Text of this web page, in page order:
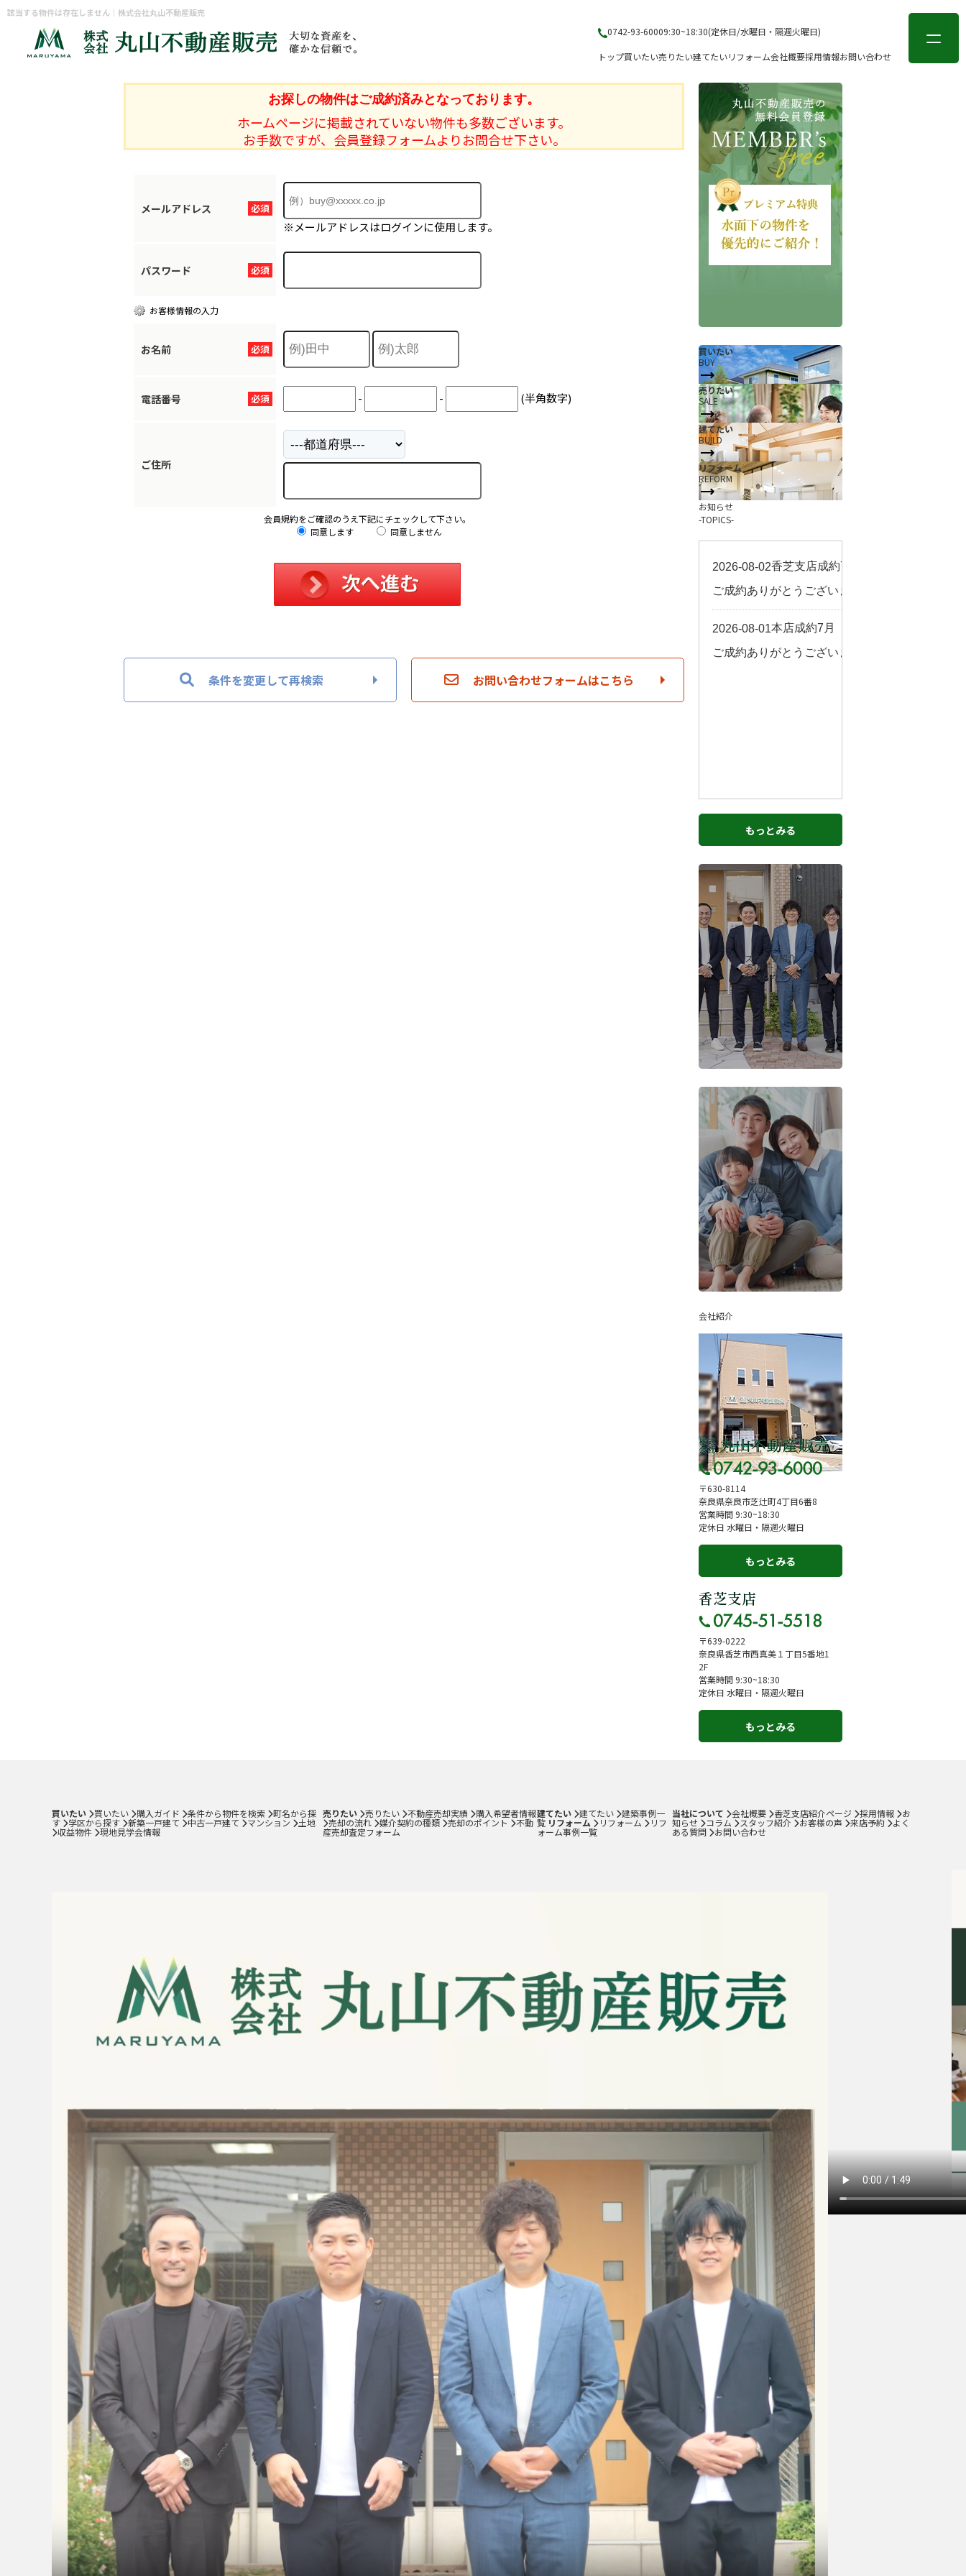
該当する物件は存在しません｜株式会社丸山不動産販売
0742-93-60009:30~18:30(定休日/水曜日・隔週火曜日)
トップ買いたい売りたい建てたいリフォーム会社概要採用情報お問い合わせ
会員登録 ログイン
当社について
会社概要
香芝支店紹介ページ
採用情報
コラム
スタッフ紹介
お客様の声
来店予約
よくある質問
サイトマップ
お問い合わせ
お探しの物件はご成約済みとなっております。
ホームページに掲載されていない物件も多数ございます。
お手数ですが、会員登録フォームよりお問合せ下さい。
必須
メールアドレス
※メールアドレスはログインに使用します。
必須
パスワード
お客様情報の入力
必須
お名前
必須
電話番号 - - (半角数字)
ご住所
会員規約をご確認のうえ下記にチェックして下さい。
同意します
同意しません
条件を変更して再検索 お問い合わせフォームはこちら
会員登録する
買いたい
BUY
売りたい
SALE
建てたい
BUILD
リフォーム
REFORM
お知らせ
-TOPICS-
もっとみる
スタッフ紹介
-STAFF-
もっとみる
お客様の声
-VOICES-
もっとみる
会社紹介
〒630-8114
奈良県奈良市芝辻町4丁目6番8
営業時間 9:30~18:30
定休日 水曜日・隔週火曜日
もっとみる
香芝支店
〒639-0222
奈良県香芝市西真美１丁目5番地1
2F
営業時間 9:30~18:30
定休日 水曜日・隔週火曜日
もっとみる
買いたい 買いたい 購入ガイド 条件から物件を検索 町名から探
す 学区から探す 新築一戸建て 中古一戸建て マンション 土地
収益物件 現地見学会情報
売りたい 売りたい 不動産売却実績 購入希望者情報
売却の流れ 媒介契約の種類 売却のポイント 不動
産売却査定フォーム
建てたい 建てたい 建築事例一
覧 リフォーム リフォーム リフ
ォーム事例一覧
当社について 会社概要 香芝支店紹介ページ 採用情報 お
知らせ コラム スタッフ紹介 お客様の声 来店予約 よく
ある質問 お問い合わせ